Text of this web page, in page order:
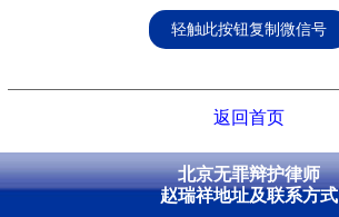
轻触此按钮复制微信号
返回首页
北京无罪辩护律师
赵瑞祥地址及联系方式